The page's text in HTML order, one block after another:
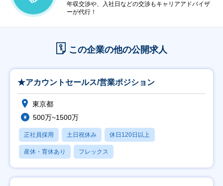
年収交渉や、入社日などの交渉もキャリアアドバイザ
ーが代行！
この企業の他の公開求人
★アカウントセールス/営業ポジション
東京都
500万~1500万
正社員採用 土日祝休み 休日120日以上
産休・育休あり フレックス